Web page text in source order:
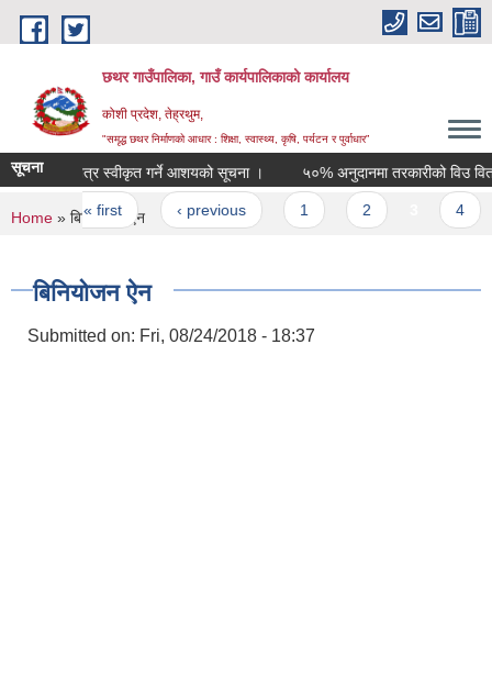
Skip to main content
छथर गाउँपालिका, गाउँ कार्यपालिकाको कार्यालय
कोशी प्रदेश, तेह्रथुम,
"समृद्ध छथर निर्माणको आधार : शिक्षा, स्वास्थ्य, कृषि, पर्यटन र पुर्वाधार”
सूचनावोलपत्र स्वीकृत गर्ने आशयको सूचना । ५०% अनुदानमा तरकारीको विउ वितरण
Pages
« first ‹ previous
You are here
Home » बिनियोजन ऐन
बिनियोजन ऐन
Submitted on: Fri, 08/24/2018 - 18:37